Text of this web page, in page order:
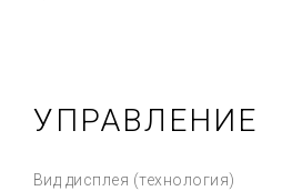
УПРАВЛЕНИЕ
Вид дисплея (технология)